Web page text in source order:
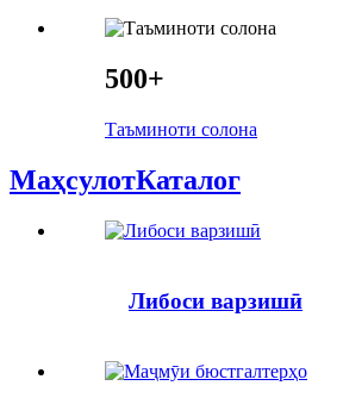
500+
Таъминоти солона
МаҳсулотКаталог
Либоси варзишӣ